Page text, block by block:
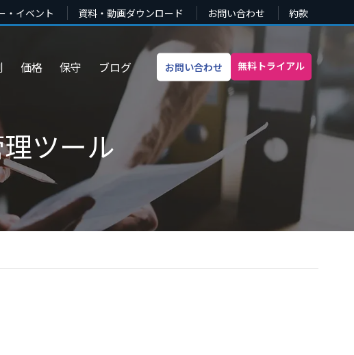
・イベント 資料・動画ダウンロード お問い合わせ 約款
価格 保守 ブログ お問い合わせ 無料トライアル
ツール